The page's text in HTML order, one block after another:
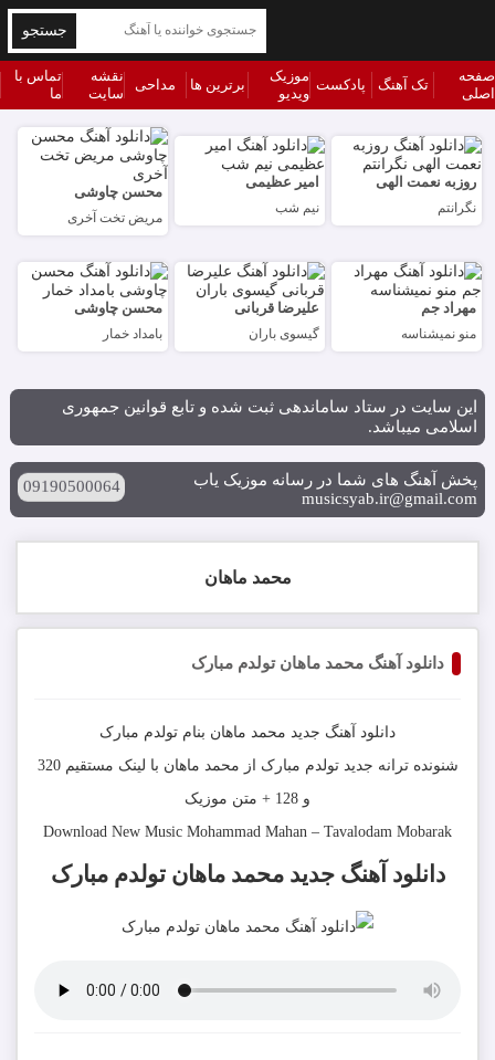
جستجو
صفحه
اصلی
تک آهنگ پادکست
موزیک
ویدیو
برترین ها مداحی
نقشه
سایت
تماس با
ما
روزبه نعمت الهی
نگرانتم
امیر عظیمی
نیم شب
محسن چاوشی
مریض تخت آخری
مهراد جم
منو نمیشناسه
علیرضا قربانی
گیسوی باران
محسن چاوشی
بامداد خمار
این سایت در ستاد ساماندهی ثبت شده و تابع قوانین جمهوری
اسلامی میباشد.
پخش آهنگ های شما در رسانه موزیک یاب
musicsyab.ir@gmail.com
09190500064
محمد ماهان
دانلود آهنگ محمد ماهان تولدم مبارک
دانلود آهنگ جديد محمد ماهان بنام تولدم مبارک
شنونده ترانه جدید تولدم مبارک از محمد ماهان
با لینک مستقیم 320
و 128 + متن موزیک
Download New Music Mohammad Mahan – Tavalodam Mobarak
دانلود آهنگ جدید محمد ماهان تولدم مبارک